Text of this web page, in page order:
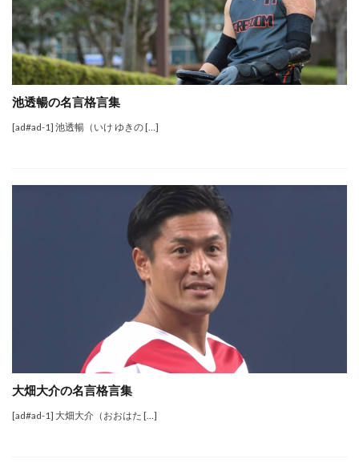
池透暢の名言格言集
[ad#ad-1] 池透暢（いけ ゆきの […]
大畑大介の名言格言集
[ad#ad-1] 大畑大介（おおはた […]